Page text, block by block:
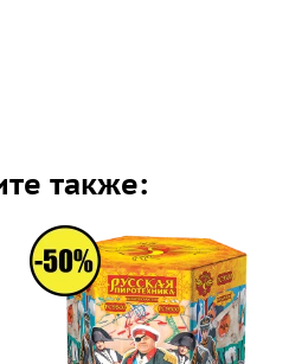
также: